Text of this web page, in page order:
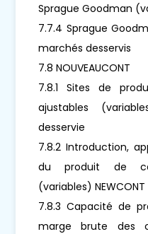
Sprague Goodman
7.7.4 Sprague
marchés desservis
7.8 NOUVEAUCONT
7.8.1 Sites de
ajustables
desservie
7.8.2 Introduction,
du produit de
(variables) NEWCONT
7.8.3 Capacité de
marge brute des